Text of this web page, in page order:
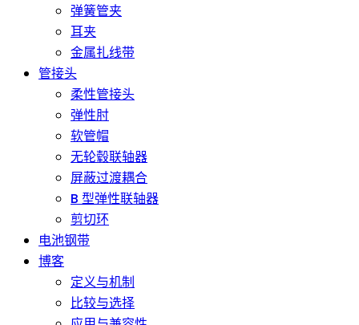
弹簧管夹
耳夹
金属扎线带
管接头
柔性管接头
弹性肘
软管帽
无轮毂联轴器
屏蔽过渡耦合
B 型弹性联轴器
剪切环
电池钢带
博客
定义与机制
比较与选择